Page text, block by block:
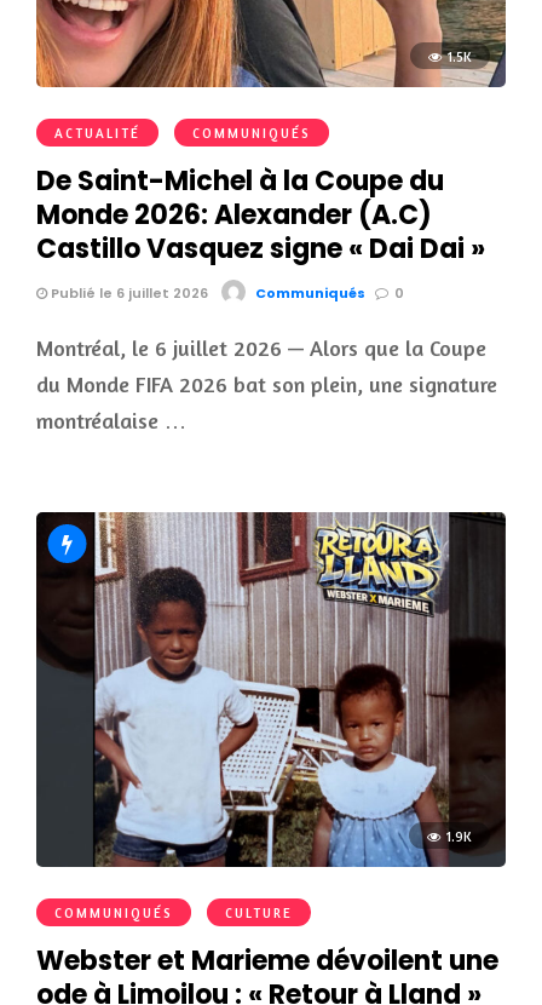
1.5K
ACTUALITÉ COMMUNIQUÉS
De Saint-Michel à la Coupe du
Monde 2026: Alexander (A.C)
Castillo Vasquez signe « Dai Dai »
Publié le 6 juillet 2026 Communiqués 0
Montréal, le 6 juillet 2026 — Alors que la Coupe
du Monde FIFA 2026 bat son plein, une signature
montréalaise …
1.9K
COMMUNIQUÉS CULTURE
Webster et Marieme dévoilent une
ode à Limoilou : « Retour à Lland »